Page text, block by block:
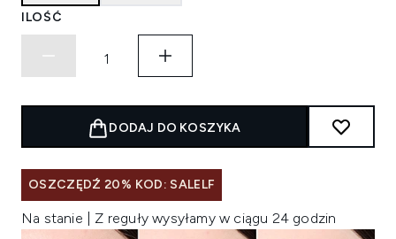
ILOŚĆ
DODAJ DO KOSZYKA
OSZCZĘDŹ 20% KOD: SALELF
Na stanie | Z reguły wysyłamy w ciągu 24 godzin